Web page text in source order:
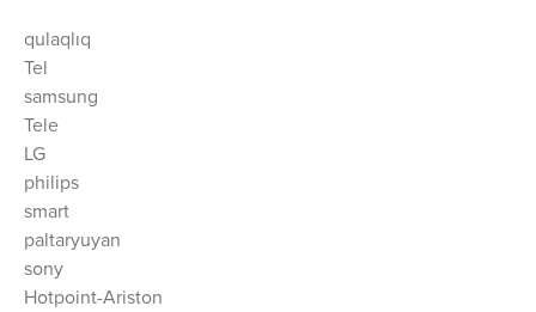
qulaqlıq
Tel
samsung
Tele
LG
philips
smart
paltaryuyan
sony
Hotpoint-Ariston